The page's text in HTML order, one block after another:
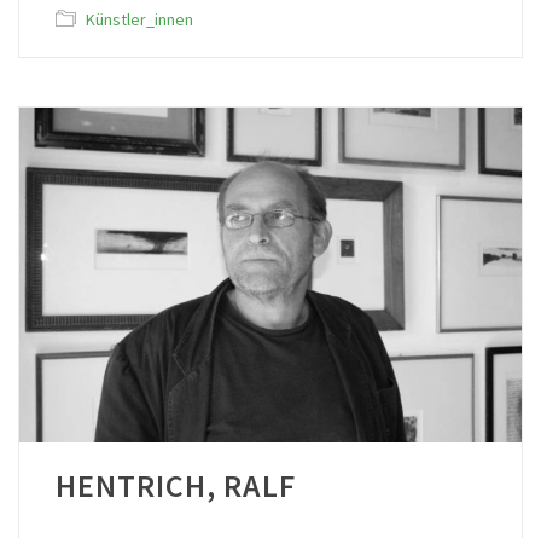
Künstler_innen
HENTRICH, RALF